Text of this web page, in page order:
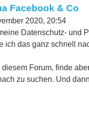
Facebook & Co
2020, 20:54
Datenschutz-
ich das ganz schnell
Forum, finde
zu suchen. Und